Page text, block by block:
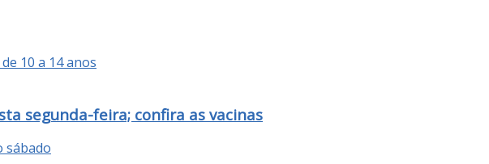
segunda-feira; confira as vacinas